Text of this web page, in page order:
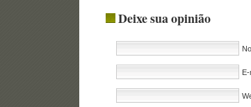
Deixe sua opinião